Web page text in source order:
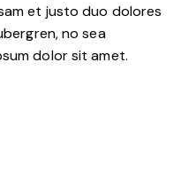
et justo duo dolores
no sea
dolor sit amet.